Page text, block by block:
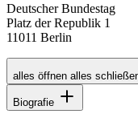
Deutscher Bundestag
Platz der Republik 1
11011 Berlin
alles öffnen alles
Biografie